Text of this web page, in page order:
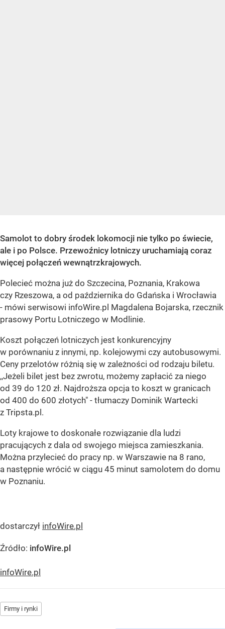
Samolot to dobry środek lokomocji nie tylko po świecie,
ale i po Polsce. Przewoźnicy lotniczy uruchamiają coraz
więcej połączeń wewnątrzkrajowych.
Polecieć można już do Szczecina, Poznania, Krakowa
czy Rzeszowa, a od października do Gdańska i Wrocławia
- mówi serwisowi infoWire.pl Magdalena Bojarska, rzecznik
prasowy Portu Lotniczego w Modlinie.
Koszt połączeń lotniczych jest konkurencyjny
w porównaniu z innymi, np. kolejowymi czy autobusowymi.
Ceny przelotów różnią się w zależności od rodzaju biletu.
,,Jeżeli bilet jest bez zwrotu, możemy zapłacić za niego
od 39 do 120 zł. Najdroższa opcja to koszt w granicach
od 400 do 600 złotych" - tłumaczy Dominik Wartecki
z Tripsta.pl.
Loty krajowe to doskonałe rozwiązanie dla ludzi
pracujących z dala od swojego miejsca zamieszkania.
Można przylecieć do pracy np. w Warszawie na 8 rano,
a następnie wrócić w ciągu 45 minut samolotem do domu
w Poznaniu.
dostarczył infoWire.pl
Źródło: infoWire.pl
infoWire.pl
Firmy i rynki